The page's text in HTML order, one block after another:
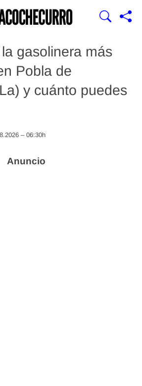
gasolinera más
Pobla de
y cuánto puedes
– 06:30h